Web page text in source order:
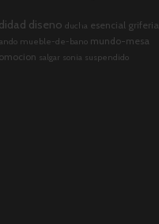
diseno ducha esencial griferia
mueble-de-bano mundo-mesa
salgar sonia suspendido